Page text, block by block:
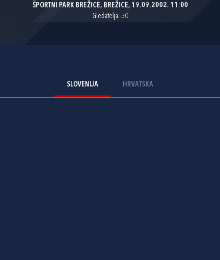
ŠPORTNI PARK BREŽICE, BREŽICE, 19.09.2002. 11:00
Gledatelja: 50
SLOVENIJA HRVATSKA